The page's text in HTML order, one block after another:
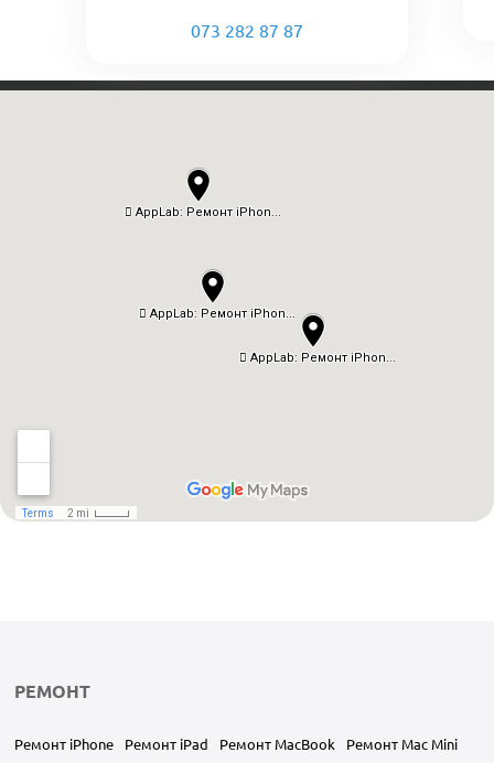
073 282 87 87
РЕМОНТ
Ремонт iPhone Ремонт iPad Ремонт MacBook
Ремонт Mac Mini